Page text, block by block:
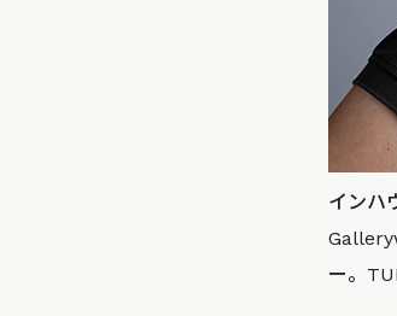
インハ
ー。